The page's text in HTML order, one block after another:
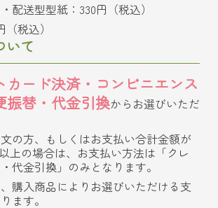
配送型型紙：330円（税込）
税込）
いて
カード決済・コンビニエンス
振替・代金引換からお選びいただ
の方、もしくはお支払い合計金額が
上の場合は、お支払い方法は「クレ
代金引換」のみとなります。
購入商品によりお選びいただける支
ます。